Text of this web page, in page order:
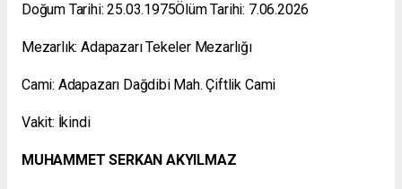
Doğum Tarihi: 25.03.1975Ölüm Tarihi: 7.06.2026
Mezarlık: Adapazarı Tekeler Mezarlığı
Cami: Adapazarı Dağdibi Mah. Çiftlik Cami
Vakit: İkindi
MUHAMMET SERKAN AKYILMAZ